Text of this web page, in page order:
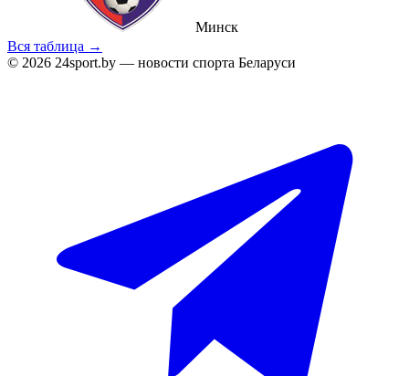
Минск
Вся таблица →
© 2026 24sport.by — новости спорта Беларуси